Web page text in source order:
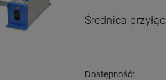
Średnica
Dostępność: